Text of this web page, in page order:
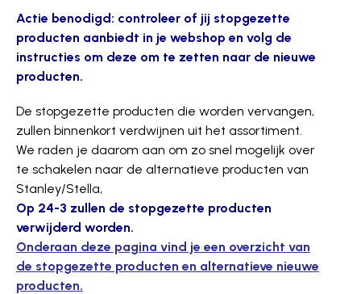
Actie benodigd: controleer of jij stopgezette
producten aanbiedt in je webshop en volg de
instructies om deze om te zetten naar de nieuwe
producten.
De stopgezette producten die worden vervangen,
zullen binnenkort verdwijnen uit het assortiment.
We raden je daarom aan om zo snel mogelijk over
te schakelen naar de alternatieve producten van
Stanley/Stella,
Op 24-3 zullen de stopgezette producten
verwijderd worden.
Onderaan deze pagina vind je een overzicht van
de stopgezette producten en alternatieve nieuwe
producten.